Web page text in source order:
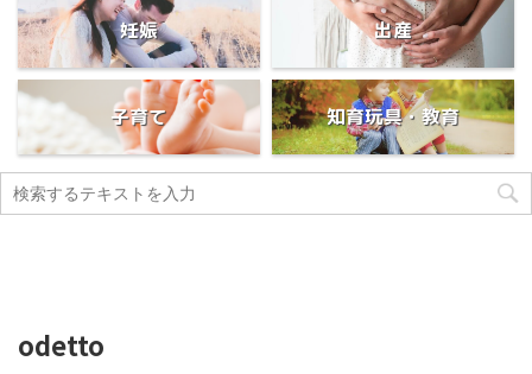
妊娠 出産
子育て 知育玩具・教育
odetto